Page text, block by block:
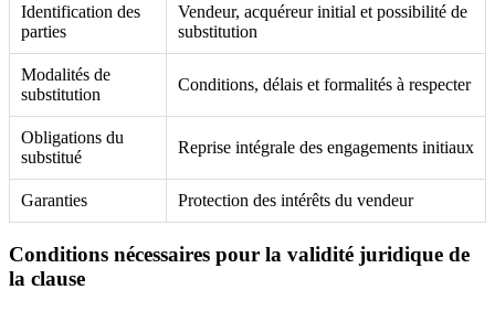
Identification des
parties
Vendeur, acquéreur initial et possibilité de
substitution
Modalités de
substitution
Conditions, délais et formalités à respecter
Obligations du
substitué
Reprise intégrale des engagements initiaux
Garanties Protection des intérêts du vendeur
Conditions nécessaires pour la validité juridique de
la clause